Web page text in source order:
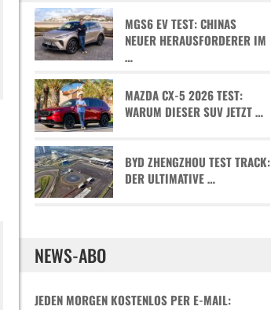
MGS6 EV TEST: CHINAS
NEUER HERAUSFORDERER IM
…
MAZDA CX-5 2026 TEST:
WARUM DIESER SUV JETZT …
BYD ZHENGZHOU TEST TRACK:
DER ULTIMATIVE …
NEWS-ABO
JEDEN MORGEN KOSTENLOS PER E-MAIL: